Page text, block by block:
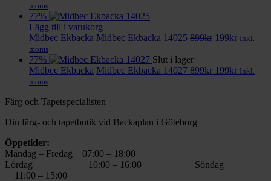
899kr.199kr.
moms
77%
Lägg till i varukorg
Midbec Ekbacka Midbec Ekbacka 14025 899kr Det
var:
199krDet
är:
Inkl.
moms
77%
Slut i lager
Midbec Ekbacka Midbec Ekbacka 14027 899kr Det
199krDet
Inkl.
moms
Färg och Tapetspecialisten
Din färg- och tapetbutik vid Backaplan i Göteborg
Öppetider:
Måndag – Fredag 07:00 – 18:00
Lördag 10:00 – 16:00 Söndag
11:00 – 15:00